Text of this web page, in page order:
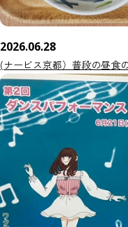
2026.06.28
(ナービス京都）普段の昼食